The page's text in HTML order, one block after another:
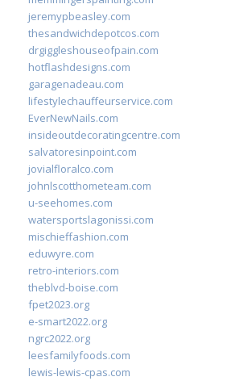
jeremypbeasley.com
thesandwichdepotcos.com
drgiggleshouseofpain.com
hotflashdesigns.com
garagenadeau.com
lifestylechauffeurservice.com
EverNewNails.com
insideoutdecoratingcentre.com
salvatoresinpoint.com
jovialfloralco.com
johnlscotthometeam.com
u-seehomes.com
watersportslagonissi.com
mischieffashion.com
eduwyre.com
retro-interiors.com
theblvd-boise.com
fpet2023.org
e-smart2022.org
ngrc2022.org
leesfamilyfoods.com
lewis-lewis-cpas.com